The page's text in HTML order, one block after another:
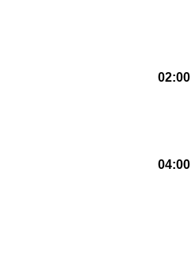
02:00
04:00